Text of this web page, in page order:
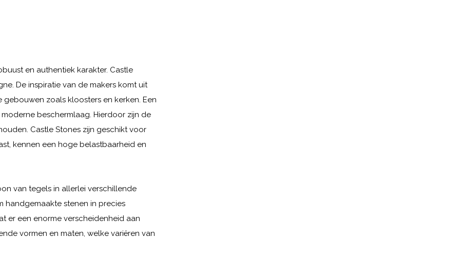
en authentiek karakter. Castle
De inspiratie van de makers komt uit
zoals kloosters en kerken. Een
beschermlaag. Hierdoor zijn de
Castle Stones zijn geschikt voor
kennen een hoge belastbaarheid en
van tegels in allerlei verschillende
handgemaakte stenen in precies
er een enorme verscheidenheid aan
vormen en maten, welke variëren van